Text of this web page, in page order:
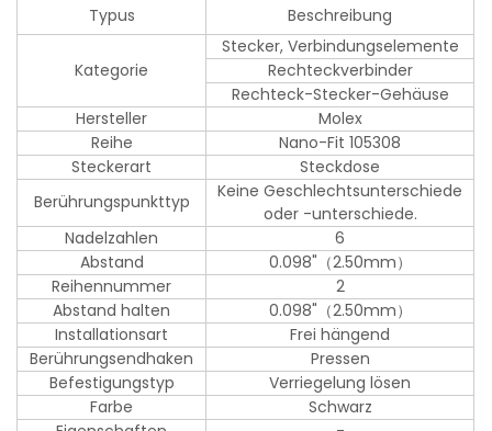
Typus Beschreibung
Kategorie
Stecker, Verbindungselemente
Rechteckverbinder
Rechteck-Stecker-Gehäuse
Hersteller
Molex
Reihe
Nano-Fit 105308
Steckerart
Steckdose
Berührungspunkttyp
Keine Geschlechtsunterschiede
oder -unterschiede.
Nadelzahlen
6
Abstand
0.098"（2.50mm）
Reihennummer
2
Abstand halten
0.098"（2.50mm）
Installationsart
Frei hängend
Berührungsendhaken
Pressen
Befestigungstyp
Verriegelung lösen
Farbe
Schwarz